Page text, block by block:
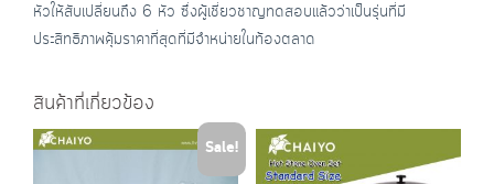
หัวให้สับเปลี่ยนถึง 6 หัว ซึ่งผู้เชี่ยวชาญทดสอบแล้วว่าเป็นรุ่นที่มี
ประสิทธิภาพคุ้มราคาที่สุดที่มีจำหน่ายในท้องตลาด
สินค้าที่เกี่ยวข้อง
Sale!